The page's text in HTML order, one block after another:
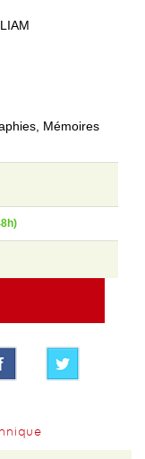
Mémoires